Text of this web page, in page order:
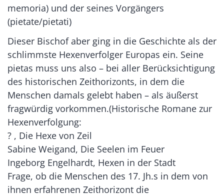
memoria) und der seines Vorgängers
(pietate/pietati)
Dieser Bischof aber ging in die Geschichte als der
schlimmste Hexenverfolger Europas ein. Seine
pietas muss uns also – bei aller Berücksichtigung
des historischen Zeithorizonts, in dem die
Menschen damals gelebt haben – als äußerst
fragwürdig vorkommen.(Historische Romane zur
Hexenverfolgung:
? , Die Hexe von Zeil
Sabine Weigand, Die Seelen im Feuer
Ingeborg Engelhardt, Hexen in der Stadt
Frage, ob die Menschen des 17. Jh.s in dem von
ihnen erfahrenen Zeithorizont die